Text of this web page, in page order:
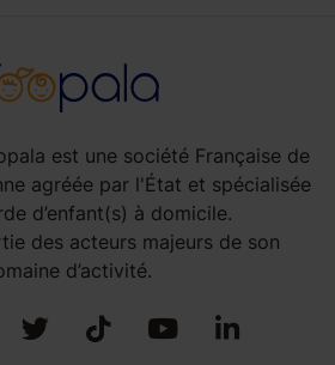
est une société Française de
agréée par l'État et spécialisée
d’enfant(s) à domicile.
des acteurs majeurs de son
d’activité.